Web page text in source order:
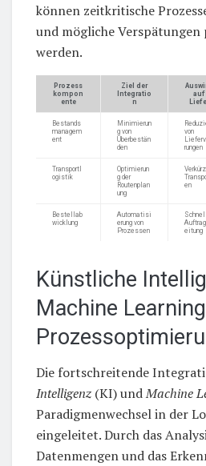
können zeitkritische
und mögliche
werden.
Prozess
kompon
ente
Ziel der
Integratio
n
auf
Bestands
managem
ent
Minimierun
g von
Überbestän
den
von
rungen
Transportl
ogistik
Optimierun
g der
Routenplan
ung
en
Bestellab
wicklung
Automatisi
erung von
Prozessen
eitung
Künstliche
Machine
Die fortschreitende
Intelligenz (KI) undMachine
Paradigmenwechsel in der
eingeleitet. Durch das
Datenmengen und das